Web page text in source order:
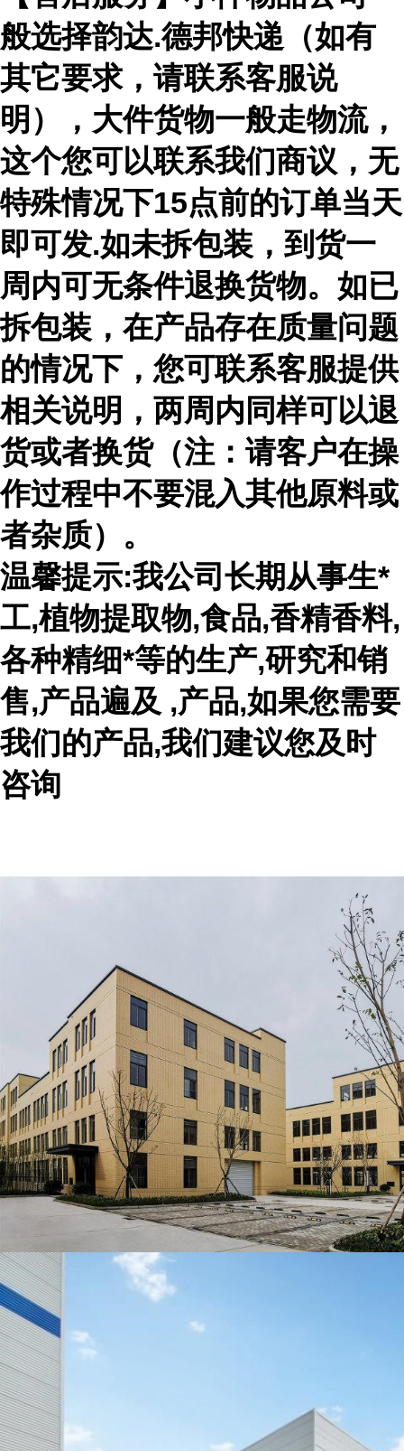
般选择韵达.德邦快递（如有
其它要求，请联系客服说
明），大件货物一般走物流，
这个您可以联系我们商议，无
特殊情况下15点前的订单当天
即可发.如未拆包装，到货一
周内可无条件退换货物。如已
拆包装，在产品存在质量问题
的情况下，您可联系客服提供
相关说明，两周内同样可以退
货或者换货（注：请客户在操
作过程中不要混入其他原料或
者杂质）。
温馨提示:我公司长期从事生*
工,植物提取物,食品,香精香料,
各种精细*等的生产,研究和销
售,产品遍及 ,产品,如果您需要
我们的产品,我们建议您及时
咨询